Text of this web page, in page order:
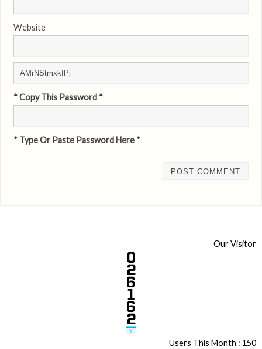
Website
* Copy This Password *
* Type Or Paste Password Here *
Our Visitor
Users This Month : 150